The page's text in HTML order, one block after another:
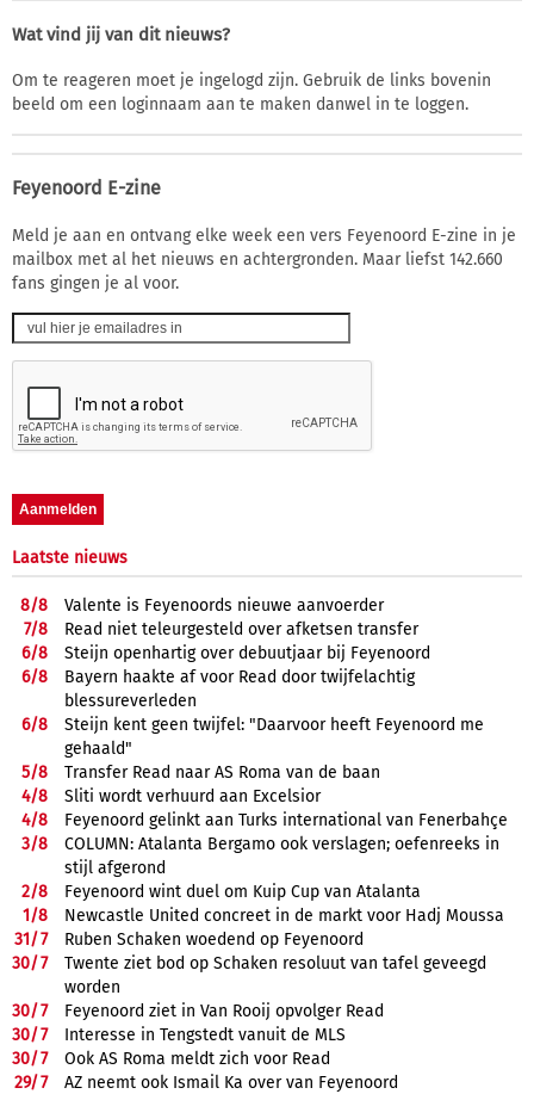
Wat vind jij van dit nieuws?
Om te reageren moet je ingelogd zijn. Gebruik de links bovenin
beeld om een loginnaam aan te maken danwel in te loggen.
Feyenoord E-zine
Meld je aan en ontvang elke week een vers Feyenoord E-zine in je
mailbox met al het nieuws en achtergronden. Maar liefst 142.660
fans gingen je al voor.
Laatste nieuws
8/8
Valente is Feyenoords nieuwe aanvoerder
7/8
Read niet teleurgesteld over afketsen transfer
6/8
Steijn openhartig over debuutjaar bij Feyenoord
6/8
Bayern haakte af voor Read door twijfelachtig
blessureverleden
6/8
Steijn kent geen twijfel: "Daarvoor heeft Feyenoord me
gehaald"
5/8
Transfer Read naar AS Roma van de baan
4/8
Sliti wordt verhuurd aan Excelsior
4/8
Feyenoord gelinkt aan Turks international van Fenerbahçe
3/8
COLUMN: Atalanta Bergamo ook verslagen; oefenreeks in
stijl afgerond
2/8
Feyenoord wint duel om Kuip Cup van Atalanta
1/8
Newcastle United concreet in de markt voor Hadj Moussa
31/7
Ruben Schaken woedend op Feyenoord
30/7
Twente ziet bod op Schaken resoluut van tafel geveegd
worden
30/7
Feyenoord ziet in Van Rooij opvolger Read
30/7
Interesse in Tengstedt vanuit de MLS
30/7
Ook AS Roma meldt zich voor Read
29/7
AZ neemt ook Ismail Ka over van Feyenoord